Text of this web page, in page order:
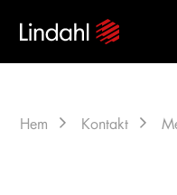
Hem Kontakt